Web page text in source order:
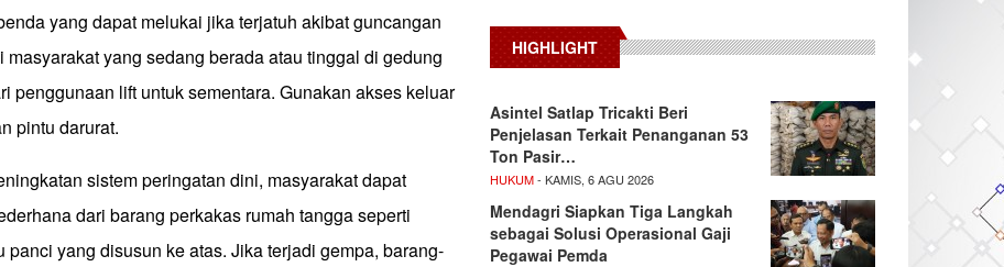
yang dapat melukai jika terjatuh akibat guncangan
masyarakat yang sedang berada atau tinggal di gedung
penggunaan lift untuk sementara. Gunakan akses keluar
pintu darurat.
sistem peringatan dini, masyarakat dapat
dari barang perkakas rumah tangga seperti
panci yang disusun ke atas. Jika terjadi gempa, barang-
HIGHLIGHT
Asintel Satlap Tricakti Beri
Penjelasan Terkait Penanganan 53
Ton Pasir…
HUKUM- KAMIS, 6 AGU 2026
Mendagri Siapkan Tiga Langkah
sebagai Solusi Operasional Gaji
Pegawai Pemda